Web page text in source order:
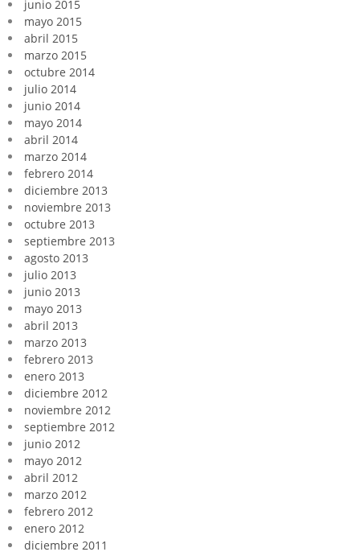
junio 2015
mayo 2015
abril 2015
marzo 2015
octubre 2014
julio 2014
junio 2014
mayo 2014
abril 2014
marzo 2014
febrero 2014
diciembre 2013
noviembre 2013
octubre 2013
septiembre 2013
agosto 2013
julio 2013
junio 2013
mayo 2013
abril 2013
marzo 2013
febrero 2013
enero 2013
diciembre 2012
noviembre 2012
septiembre 2012
junio 2012
mayo 2012
abril 2012
marzo 2012
febrero 2012
enero 2012
diciembre 2011